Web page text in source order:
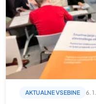
AKTUALNE VSEBINE 6.